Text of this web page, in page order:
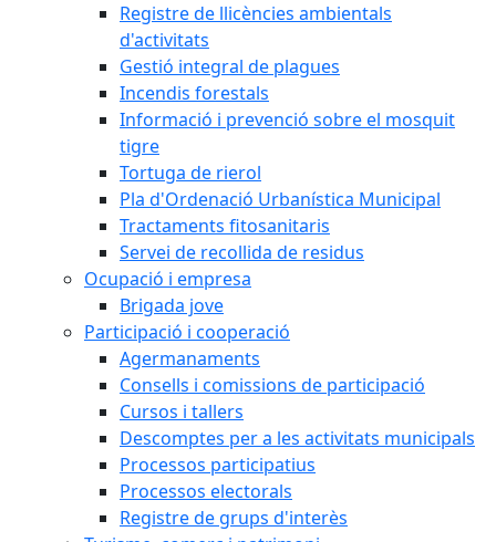
Registre de llicències ambientals
d'activitats
Gestió integral de plagues
Incendis forestals
Informació i prevenció sobre el mosquit
tigre
Tortuga de rierol
Pla d'Ordenació Urbanística Municipal
Tractaments fitosanitaris
Servei de recollida de residus
Ocupació i empresa
Brigada jove
Participació i cooperació
Agermanaments
Consells i comissions de participació
Cursos i tallers
Descomptes per a les activitats municipals
Processos participatius
Processos electorals
Registre de grups d'interès